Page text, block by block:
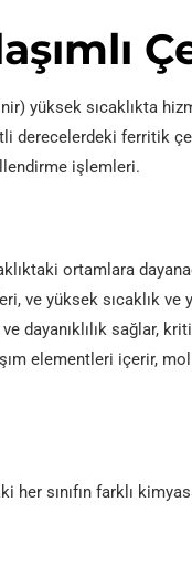
yüksek sıcaklıkta
ferritik
işlemleri.
ortamlara
ve yüksek sıcaklık ve
dayanıklılık sağlar,
elementleri içerir,
her sınıfın farklı